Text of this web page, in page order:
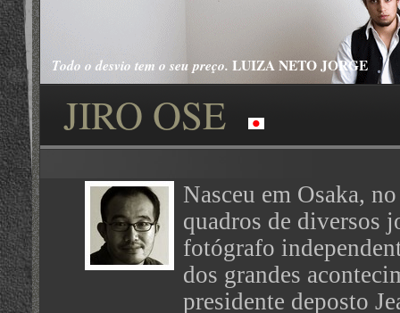
Todo o desvio tem o seu preço. LUIZA NETO JORGE
JIRO OSE
Nasceu em Osaka,
quadros de diversos
fotógrafo
dos grandes
presidente deposto